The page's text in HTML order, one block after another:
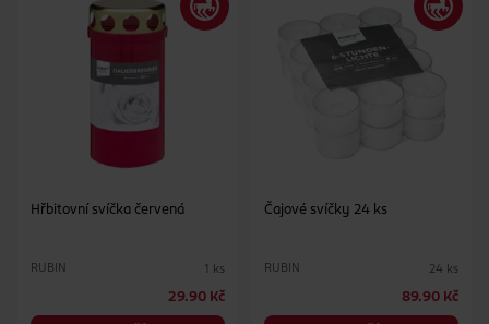
Hřbitovní svíčka červená
RUBIN 1 ks
29.90 Kč
Čajové svíčky 24 ks
RUBIN 24 ks
89.90 Kč